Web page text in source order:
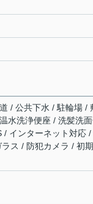
/ 公共下水 / 駐輪場 /
水洗浄便座 / 洗髪洗
/ インターネット対応 /
ス / 防犯カメラ / 初